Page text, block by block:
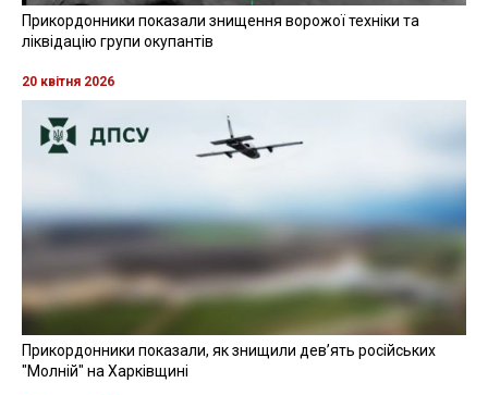
Прикордонники показали знищення ворожої техніки та
ліквідацію групи окупантів
20 квітня 2026
Прикордонники показали, як знищили девʼять російських
"Молній" на Харківщині